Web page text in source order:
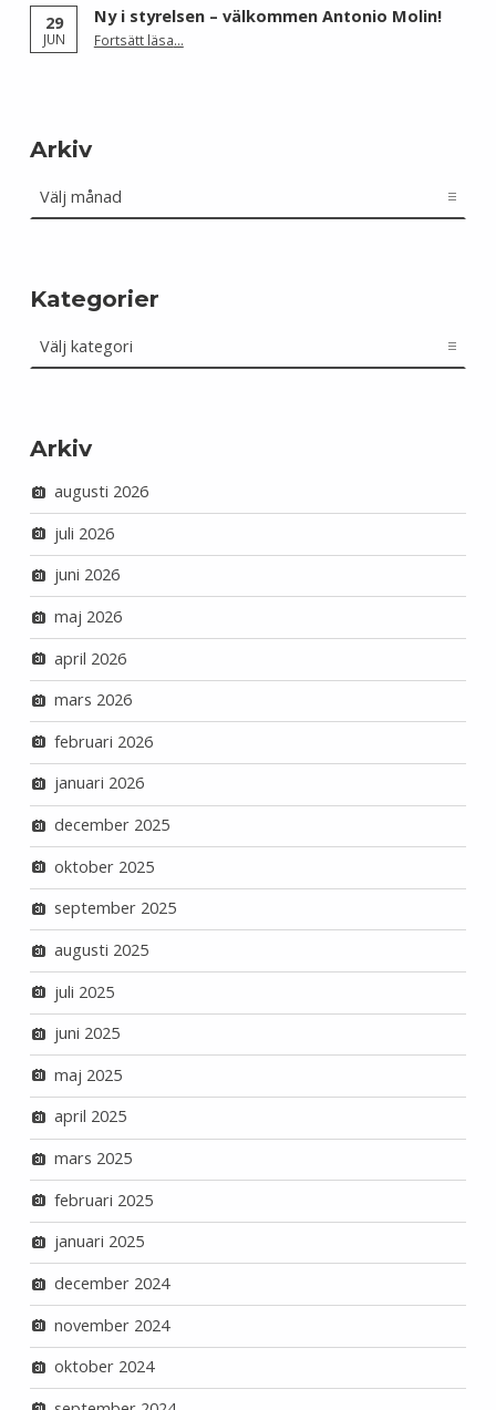
29
JUN
Ny i styrelsen – välkommen Antonio Molin!
Fortsätt läsa“Ny i styrelsen – välkommen Antonio Molin!”
…
Arkiv
Kategorier
Arkiv
augusti 2026
juli 2026
juni 2026
maj 2026
april 2026
mars 2026
februari 2026
januari 2026
december 2025
oktober 2025
september 2025
augusti 2025
juli 2025
juni 2025
maj 2025
april 2025
mars 2025
februari 2025
januari 2025
december 2024
november 2024
oktober 2024